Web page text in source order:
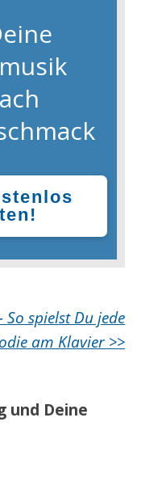
spielst Du jede
am Klavier >>
und Deine